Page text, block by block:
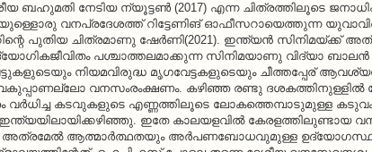
ബഹുമതി നേടിയ ന്യൂട്ടണ്‍ (2017) എന്ന ചിത്രത്തിലൂടെ
വനപ്രദേശത്ത് റിട്ടേണിങ് ഓഫീസറായെത്തുന്ന
പുതിയ ചിത്രമാണു ഷേര്‍ണി(2021). ഇന്ത്യന്‍ സിനിമയ്ക്ക്
പശ്ചാത്തലമാക്കുന്ന സിനിമയാണു വിദ്യാ
നിയമവിരുദ്ധ മൃഗവേട്ടകളുടെയും ചീത്തപ്പേര്
വനസംരംക്ഷണം. കഴിഞ്ഞ രണ്ടു ദശകത്തിനുള്ളില്‍
വര്‍ധിച്ച കടവുകളുടെ എണ്ണത്തിലൂടെ ലോകത്തെമ്പാടുമുള്ള
ഇതേ കാലയളവില്‍ കേരളത്തിലുണ്ടായ
അത്രമേല്‍ ആത്മാര്‍ത്ഥതയും അര്‍പണബോധവുമുള്ള